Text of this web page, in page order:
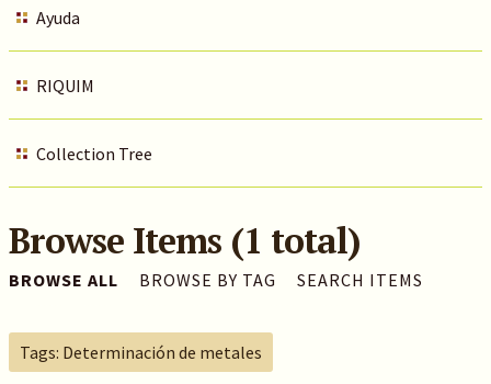
Ayuda
RIQUIM
Collection Tree
Browse Items (1 total)
BROWSE ALL BROWSE BY TAG SEARCH ITEMS
Tags: Determinación de metales